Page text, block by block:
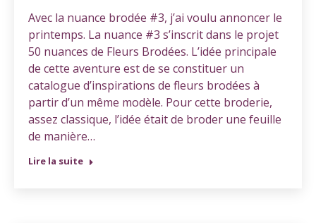
Avec la nuance brodée #3, j’ai voulu annoncer le
printemps. La nuance #3 s’inscrit dans le projet
50 nuances de Fleurs Brodées. L’idée principale
de cette aventure est de se constituer un
catalogue d’inspirations de fleurs brodées à
partir d’un même modèle. Pour cette broderie,
assez classique, l’idée était de broder une feuille
de manière…
Lire la suite